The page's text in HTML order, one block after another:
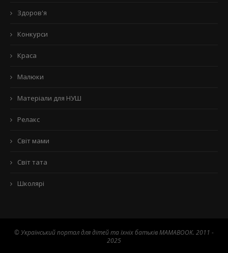
Здоров'я
Конкурси
Краса
Малюки
Матеріали для НУШ
Релакс
Світ мами
Світ тата
Школярі
© Український портал для дітей та їхніх батьків MAMABOOK. 2011 -
2025